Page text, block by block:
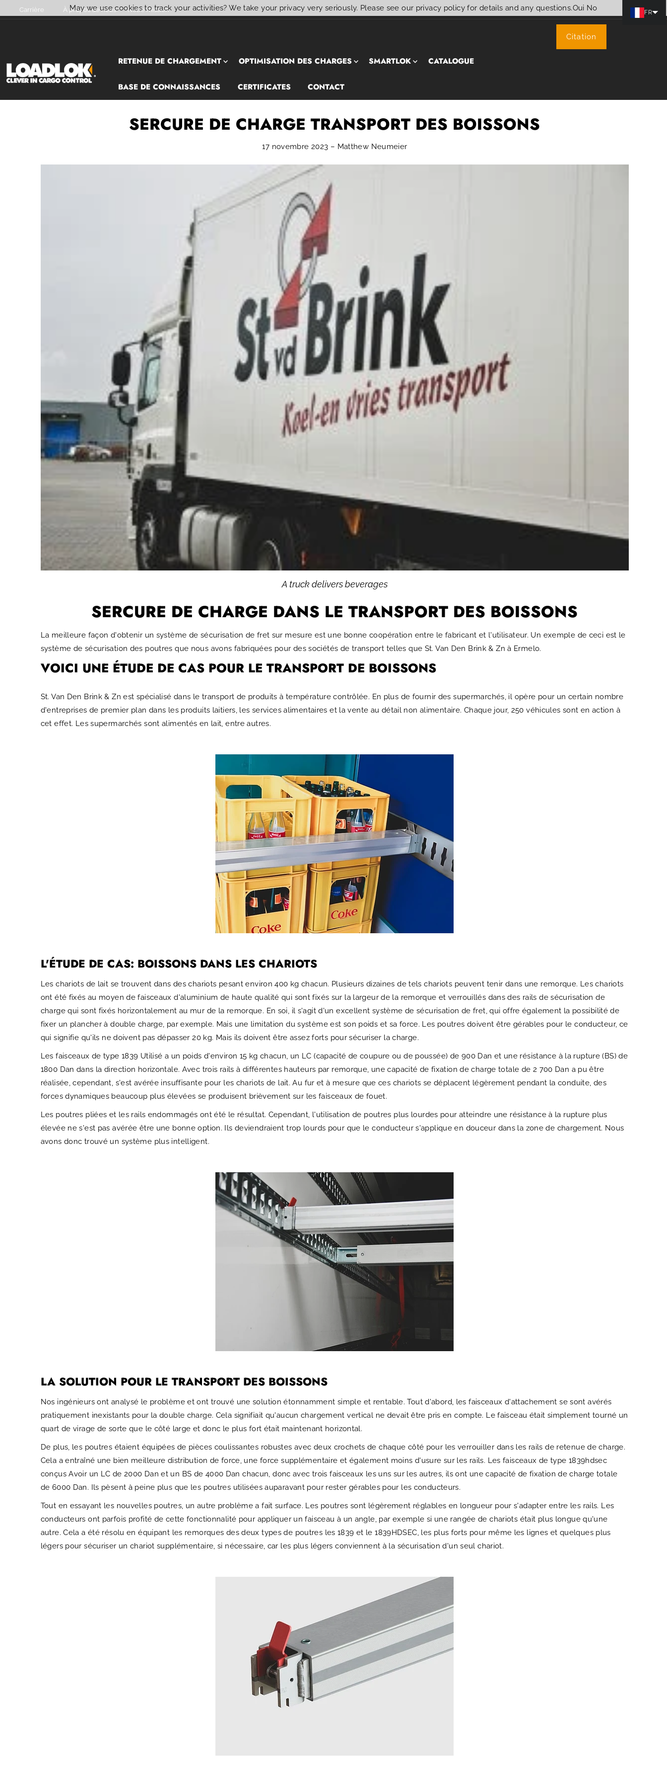
Ignorer et passer au contenu
Carrière À propos de nous Notre mission
Citation
RETENUE DE CHARGEMENT OPTIMISATION DES CHARGES SMARTLOK CATALOGUE
BASE DE CONNAISSANCES CERTIFICATES CONTACT
SERCURE DE CHARGE TRANSPORT DES BOISSONS
17 novembre 2023 – Matthew Neumeier
A truck delivers beverages
SERCURE DE CHARGE DANS LE TRANSPORT DES BOISSONS
La meilleure façon d'obtenir un système de sécurisation de fret sur mesure est une bonne coopération entre le fabricant et l'utilisateur. Un exemple de ceci est le
système de sécurisation des poutres que nous avons fabriquées pour des sociétés de transport telles que St. Van Den Brink & Zn à Ermelo.
VOICI UNE ÉTUDE DE CAS POUR LE TRANSPORT DE BOISSONS
St. Van Den Brink & Zn est spécialisé dans le transport de produits à température contrôlée. En plus de fournir des supermarchés, il opère pour un certain nombre
d'entreprises de premier plan dans les produits laitiers, les services alimentaires et la vente au détail non alimentaire. Chaque jour, 250 véhicules sont en action à
cet effet. Les supermarchés sont alimentés en lait, entre autres.
L'ÉTUDE DE CAS: BOISSONS DANS LES CHARIOTS
Les chariots de lait se trouvent dans des chariots pesant environ 400 kg chacun. Plusieurs dizaines de tels chariots peuvent tenir dans une remorque. Les chariots
ont été fixés au moyen de faisceaux d'aluminium de haute qualité qui sont fixés sur la largeur de la remorque et verrouillés dans des rails de sécurisation de
charge qui sont fixés horizontalement au mur de la remorque. En soi, il s'agit d'un excellent système de sécurisation de fret, qui offre également la possibilité de
fixer un plancher à double charge, par exemple. Mais une limitation du système est son poids et sa force. Les poutres doivent être gérables pour le conducteur, ce
qui signifie qu'ils ne doivent pas dépasser 20 kg. Mais ils doivent être assez forts pour sécuriser la charge.
Les faisceaux de type 1839 Utilisé a un poids d'environ 15 kg chacun, un LC (capacité de coupure ou de poussée) de 900 Dan et une résistance à la rupture (BS) de
1800 Dan dans la direction horizontale. Avec trois rails à différentes hauteurs par remorque, une capacité de fixation de charge totale de 2 700 Dan a pu être
réalisée, cependant, s'est avérée insuffisante pour les chariots de lait. Au fur et à mesure que ces chariots se déplacent légèrement pendant la conduite, des
forces dynamiques beaucoup plus élevées se produisent brièvement sur les faisceaux de fouet.
Les poutres pliées et les rails endommagés ont été le résultat. Cependant, l'utilisation de poutres plus lourdes pour atteindre une résistance à la rupture plus
élevée ne s'est pas avérée être une bonne option. Ils deviendraient trop lourds pour que le conducteur s'applique en douceur dans la zone de chargement. Nous
avons donc trouvé un système plus intelligent.
LA SOLUTION POUR LE TRANSPORT DES BOISSONS
Nos ingénieurs ont analysé le problème et ont trouvé une solution étonnamment simple et rentable. Tout d'abord, les faisceaux d'attachement se sont avérés
pratiquement inexistants pour la double charge. Cela signifiait qu'aucun chargement vertical ne devait être pris en compte. Le faisceau était simplement tourné un
quart de virage de sorte que le côté large et donc le plus fort était maintenant horizontal.
De plus, les poutres étaient équipées de pièces coulissantes robustes avec deux crochets de chaque côté pour les verrouiller dans les rails de retenue de charge.
Cela a entraîné une bien meilleure distribution de force, une force supplémentaire et également moins d'usure sur les rails. Les faisceaux de type 1839hdsec
conçus Avoir un LC de 2000 Dan et un BS de 4000 Dan chacun, donc avec trois faisceaux les uns sur les autres, ils ont une capacité de fixation de charge totale
de 6000 Dan. Ils pèsent à peine plus que les poutres utilisées auparavant pour rester gérables pour les conducteurs.
Tout en essayant les nouvelles poutres, un autre problème a fait surface. Les poutres sont légèrement réglables en longueur pour s'adapter entre les rails. Les
conducteurs ont parfois profité de cette fonctionnalité pour appliquer un faisceau à un angle, par exemple si une rangée de chariots était plus longue qu'une
autre. Cela a été résolu en équipant les remorques des deux types de poutres les 1839 et le 1839HDSEC, les plus forts pour même les lignes et quelques plus
légers pour sécuriser un chariot supplémentaire, si nécessaire, car les plus légers conviennent à la sécurisation d'un seul chariot.
May we use cookies to track your activities? We take your privacy very seriously. Please see our privacy policy for details and any questions.Oui No FR